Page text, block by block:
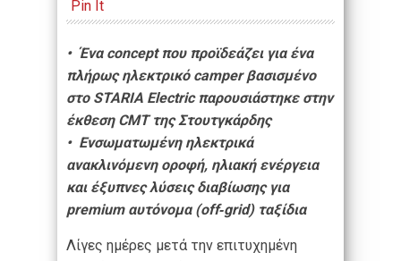
Pin It
• Ένα concept που προϊδεάζει για ένα
πλήρως ηλεκτρικό camper βασισμένο
στο STARIA Electric παρουσιάστηκε στην
έκθεση CMT της Στουτγκάρδης
• Ενσωματωμένη ηλεκτρικά
ανακλινόμενη οροφή, ηλιακή ενέργεια
και έξυπνες λύσεις διαβίωσης για
premium αυτόνομα (off‑grid) ταξίδια
Λίγες ημέρες μετά την επιτυχημένη